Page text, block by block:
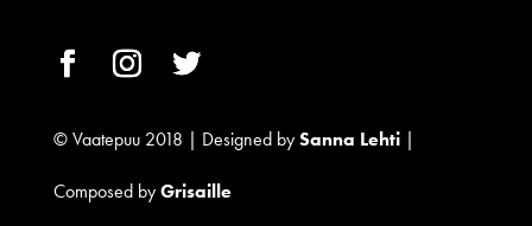
© Vaatepuu 2018 | Designed bySanna Lehti|
Composed byGrisaille